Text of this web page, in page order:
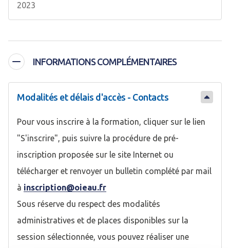
2023
INFORMATIONS COMPLÉMENTAIRES
Modalités et délais d'accès - Contacts
Pour vous inscrire à la formation, cliquer sur le lien
"S'inscrire", puis suivre la procédure de pré-
inscription proposée sur le site Internet ou
télécharger et renvoyer un bulletin complété par mail
à inscription@oieau.fr
Sous réserve du respect des modalités
administratives et de places disponibles sur la
session sélectionnée, vous pouvez réaliser une